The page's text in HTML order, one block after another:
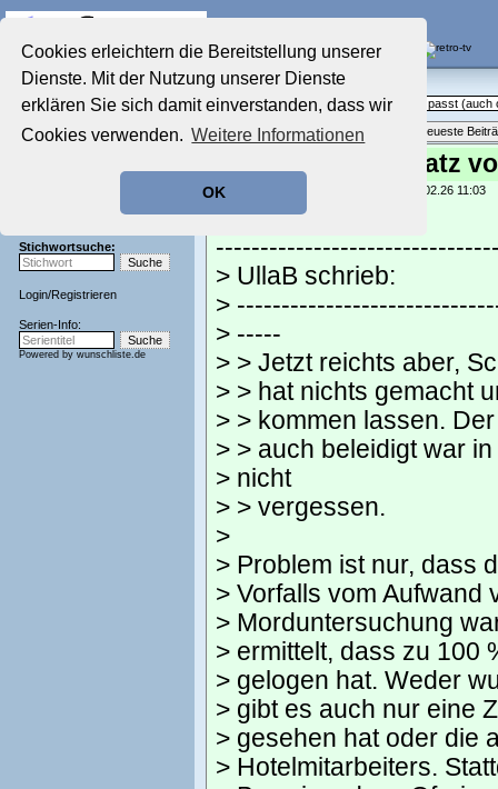
Cookies erleichtern die Bereitstellung unserer
Dienste. Mit der Nutzung unserer Dienste
erklären Sie sich damit einverstanden, dass wir
Cookies verwenden. Weitere Informationen
OK
Startseite
Aktuelles Forum
Film-Forum
Zeichentrick-Forum
Stichwortsuche:
Login/Registrieren
Serien-Info:
Powered by wunschliste.de
Sendeschluss!
Off Topic - Alles, was woanders nicht passt (auch
Themenübersicht • Neues Thema Neueste
Re: Schadensersatz
geschrieben von: , 17.02.26 11:03
Kate schrieb:
> UllaB schrieb:
>
> -----
> > Jetzt reichts aber,
> > hat nichts gemacht
> > kommen lassen.
> > auch beleidigt war
> nicht
> > vergessen.
>
> Problem ist nur, dass
> Vorfalls vom Aufwand
> Morduntersuchung
> ermittelt, dass zu 100
> gelogen hat. Weder
> gibt es auch nur eine
> gesehen hat oder die
> Hotelmitarbeiters.